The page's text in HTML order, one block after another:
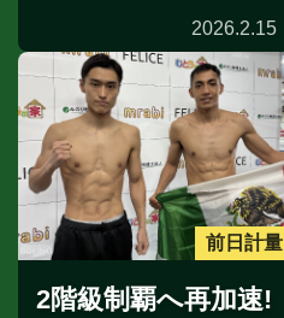
2026.2.15
前日計量
2階級制覇へ再加速!